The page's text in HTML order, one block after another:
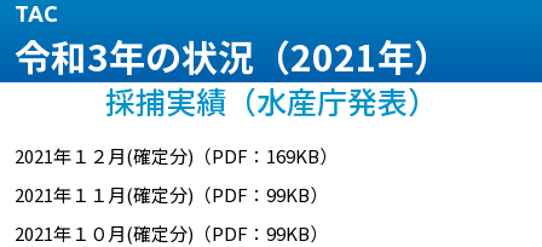
令和3年の状況（2021年）
TAC
採捕実績（水産庁発表）
2021年１２月(確定分)（PDF：169KB）
2021年１１月(確定分)（PDF：99KB）
2021年１０月(確定分)（PDF：99KB）